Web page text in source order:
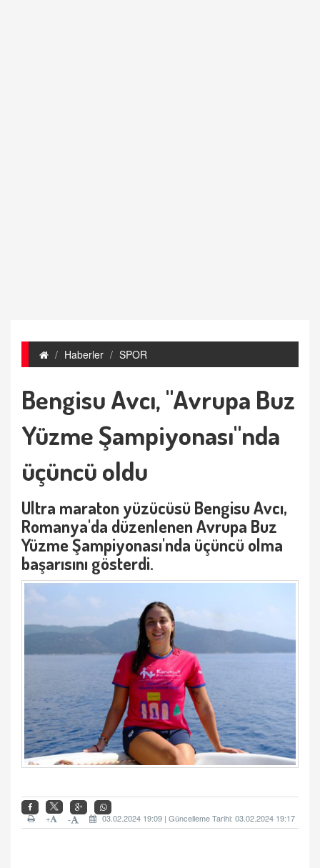
Haberler SPOR
Bengisu Avcı, "Avrupa Buz
Yüzme Şampiyonası"nda
üçüncü oldu
Ultra maraton yüzücüsü Bengisu Avcı,
Romanya'da düzenlenen Avrupa Buz
Yüzme Şampiyonası'nda üçüncü olma
başarısını gösterdi.
03.02.2024 19:09 | Güncelleme Tarihi: 03.02.2024 19:17
-
+